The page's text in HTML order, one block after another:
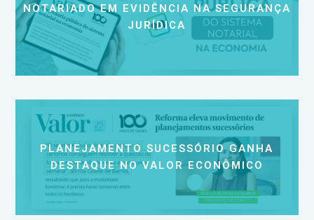
NOTARIADO EM EVIDÊNCIA NA SEGURANÇA
JURÍDICA
PLANEJAMENTO SUCESSÓRIO GANHA
DESTAQUE NO VALOR ECONÔMICO